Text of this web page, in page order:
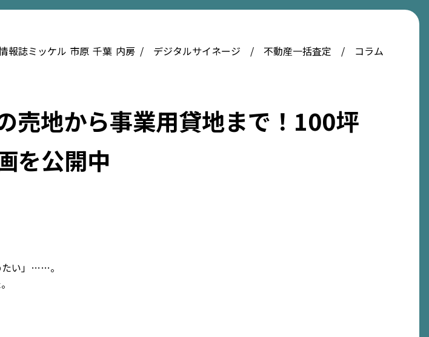
報誌ミッケル 市原 千葉 内房 デジタルサイネージ 不動産一括査定 コラム
売地から事業用貸地まで！100坪
を公開中
たい」……。